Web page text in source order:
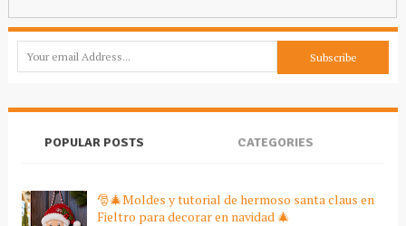
POPULAR POSTS CATEGORIES
🎅🎄Moldes y tutorial de hermoso santa claus en
Fieltro para decorar en navidad 🎄